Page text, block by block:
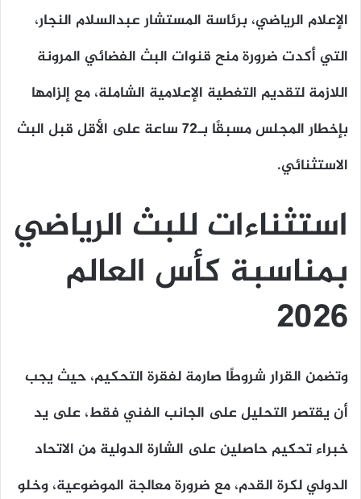
الإعلام الرياضي، برئاسة المستشار عبدالسلام النجار،
التي أكدت ضرورة منح قنوات البث الفضائي المرونة
اللازمة لتقديم التغطية الإعلامية الشاملة، مع إلزامها
بإخطار المجلس مسبقًا بـ72 ساعة على الأقل قبل البث
الاستثنائي.
استثناءات للبث الرياضي
بمناسبة كأس العالم
2026
وتضمن القرار شروطًا صارمة لفقرة التحكيم، حيث يجب
أن يقتصر التحليل على الجانب الفني فقط، على يد
خبراء تحكيم حاصلين على الشارة الدولية من الاتحاد
الدولي لكرة القدم، مع ضرورة معالجة الموضوعية، وخلو